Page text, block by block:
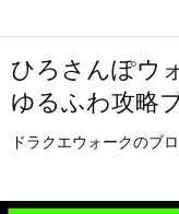
ひろさんぽウ
ゆるふわ攻略
ドラクエウォークのブ